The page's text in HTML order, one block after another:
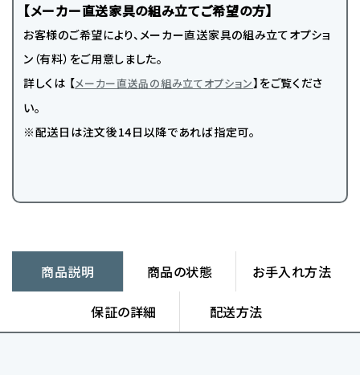
【メーカー直送家具の組み立てご希望の方】
お客様のご希望により、メーカー直送家具の組み立てオプショ
ン（有料）をご用意しました。
詳しくは 【メーカー直送品の組み立てオプション】をご覧くださ
い。
※配送日は注文後14日以降であれば指定可。
商品説明 商品の状態 お手入れ方法
保証の詳細 配送方法